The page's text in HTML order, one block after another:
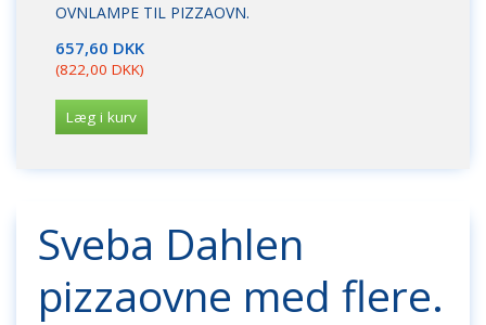
OVNLAMPE TIL PIZZAOVN.
657,60 DKK
(822,00 DKK)
Læg i kurv
Sveba Dahlen
pizzaovne med flere.